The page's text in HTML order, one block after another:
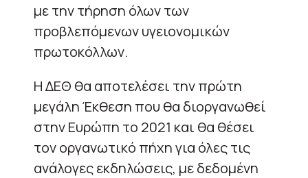
με την τήρηση όλων των
προβλεπόμενων υγειονομικών
πρωτοκόλλων.
Η ΔΕΘ θα αποτελέσει την πρώτη
μεγάλη Έκθεση που θα διοργανωθεί
στην Ευρώπη το 2021 και θα θέσει
τον οργανωτικό πήχη για όλες τις
ανάλογες εκδηλώσεις, με δεδομένη